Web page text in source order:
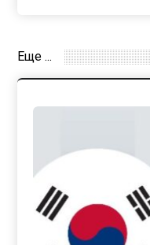
Еще ...